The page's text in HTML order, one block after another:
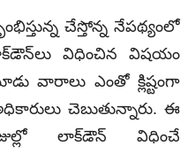
చేస్తోన్న నేపథ్యంలో
విధించిన విషయం
వారాలు ఎంతో క్లిష్టంగా
చెబుతున్నారు. ఈ
లాక్‌డౌన్‌ విధించే